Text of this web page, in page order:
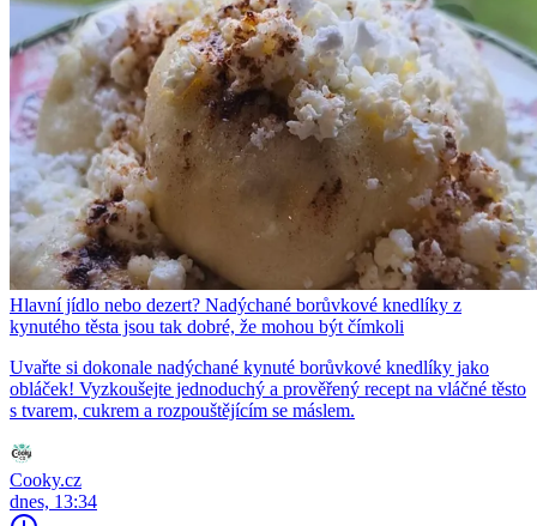
Hlavní jídlo nebo dezert? Nadýchané borůvkové knedlíky z
kynutého těsta jsou tak dobré, že mohou být čímkoli
Uvařte si dokonale nadýchané kynuté borůvkové knedlíky jako
obláček! Vyzkoušejte jednoduchý a prověřený recept na vláčné těsto
s tvarem, cukrem a rozpouštějícím se máslem.
Cooky.cz
dnes, 13:34